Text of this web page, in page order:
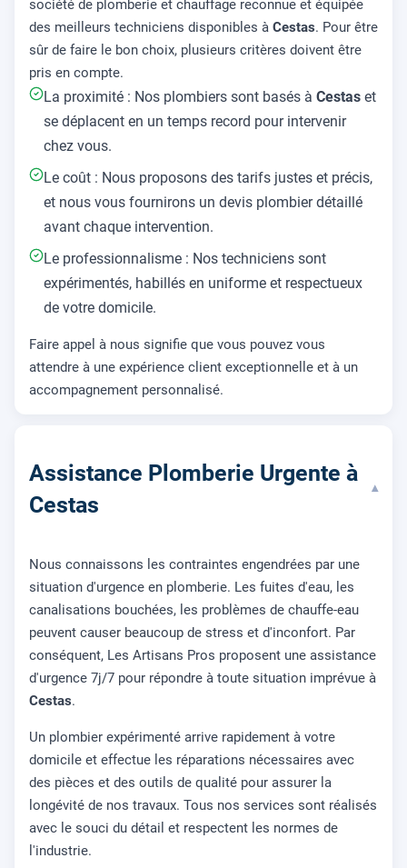
société de plomberie et chauffage reconnue et équipée
des meilleurs techniciens disponibles à Cestas. Pour être
sûr de faire le bon choix, plusieurs critères doivent être
pris en compte.
La proximité : Nos plombiers sont basés à Cestas et
se déplacent en un temps record pour intervenir
chez vous.
Le coût : Nous proposons des tarifs justes et précis,
et nous vous fournirons un devis plombier détaillé
avant chaque intervention.
Le professionnalisme : Nos techniciens sont
expérimentés, habillés en uniforme et respectueux
de votre domicile.
Faire appel à nous signifie que vous pouvez vous
attendre à une expérience client exceptionnelle et à un
accompagnement personnalisé.
Assistance Plomberie Urgente à
Cestas
▾
Nous connaissons les contraintes engendrées par une
situation d'urgence en plomberie. Les fuites d'eau, les
canalisations bouchées, les problèmes de chauffe-eau
peuvent causer beaucoup de stress et d'inconfort. Par
conséquent, Les Artisans Pros proposent une assistance
d'urgence 7j/7 pour répondre à toute situation imprévue à
Cestas.
Un plombier expérimenté arrive rapidement à votre
domicile et effectue les réparations nécessaires avec
des pièces et des outils de qualité pour assurer la
longévité de nos travaux. Tous nos services sont réalisés
avec le souci du détail et respectent les normes de
l'industrie.